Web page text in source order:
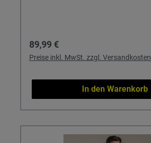
Regulärer Preis:
89,99 €
Preise inkl. MwSt. zzgl. Versandkosten
In den Warenkorb